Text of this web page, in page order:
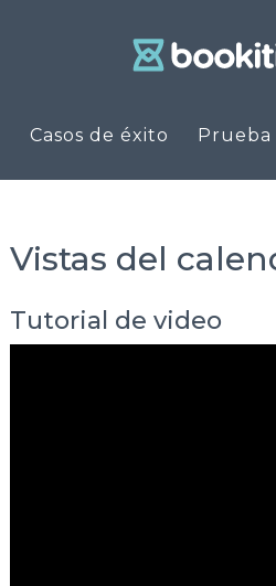
Casos de éxito
Vistas del
Tutorial de video